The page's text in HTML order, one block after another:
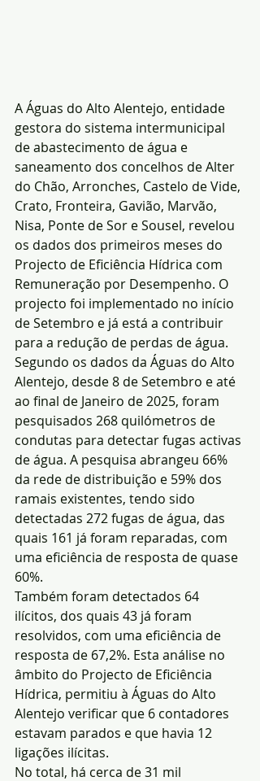
A Águas do Alto Alentejo, entidade
gestora do sistema intermunicipal
de abastecimento de água e
saneamento dos concelhos de Alter
do Chão, Arronches, Castelo de Vide,
Crato, Fronteira, Gavião, Marvão,
Nisa, Ponte de Sor e Sousel, revelou
os dados dos primeiros meses do
Projecto de Eficiência Hídrica com
Remuneração por Desempenho. O
projecto foi implementado no início
de Setembro e já está a contribuir
para a redução de perdas de água.
Segundo os dados da Águas do Alto
Alentejo, desde 8 de Setembro e até
ao final de Janeiro de 2025, foram
pesquisados 268 quilómetros de
condutas para detectar fugas activas
de água. A pesquisa abrangeu 66%
da rede de distribuição e 59% dos
ramais existentes, tendo sido
detectadas 272 fugas de água, das
quais 161 já foram reparadas, com
uma eficiência de resposta de quase
60%.
Também foram detectados 64
ilícitos, dos quais 43 já foram
resolvidos, com uma eficiência de
resposta de 67,2%. Esta análise no
âmbito do Projecto de Eficiência
Hídrica, permitiu à Águas do Alto
Alentejo verificar que 6 contadores
estavam parados e que havia 12
ligações ilícitas.
No total, há cerca de 31 mil